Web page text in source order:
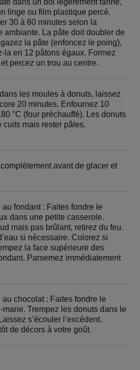
dans un bol légèrement fariné,
linge ou film plastique percé.
30 à 60 minutes selon la
ambiante. La pâte doit doubler de
la pâte (enfoncez le poing),
la en 12 pâtons égaux. Formez
percez un trou au centre.
les moules à donuts, laissez
20 minutes. Enfournez 10
°C (four préchauffé). Les donuts
cuits mais rester pâles.
avant de glacer et
au fondant : Faites fondre le
dans une petite casserole.
mais pas brûlant, retirez du feu.
si nécessaire. Colorez si
la face supérieure des
Parsemez immédiatement
au chocolat : Faites fondre le
Trempez les donuts dans le
s’écouler l’excédent.
de décors à votre goût.